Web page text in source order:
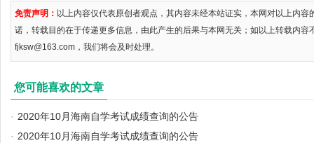
免责声明： 以上内容仅代表原创者观点，其内容未经本站证实，本网对以上内
诺，转载目的在于传递更多信息，由此产生的后果与本网无关；如以上转载内容
fjksw@163.com，我们将会及时处理。
您可能喜欢的文章
· 2020年10月海南自学考试成绩查询的公告
· 2020年10月海南自学考试成绩查询的公告